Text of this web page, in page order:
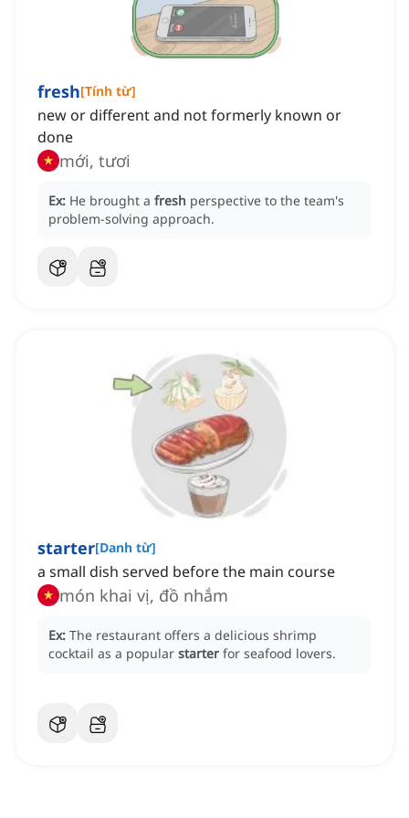
fresh[Tính từ]
new or different and not formerly known or
done
mới, tươi
Ex: He brought a fresh perspective to the team's
problem-solving approach.
starter[Danh từ]
a small dish served before the main course
món khai vị, đồ nhắm
Ex: The restaurant offers a delicious shrimp
cocktail as a popular starter for seafood lovers.